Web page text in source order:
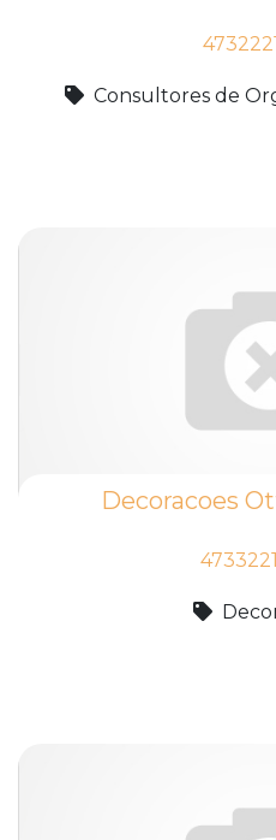
Consultores de
Decoracoes